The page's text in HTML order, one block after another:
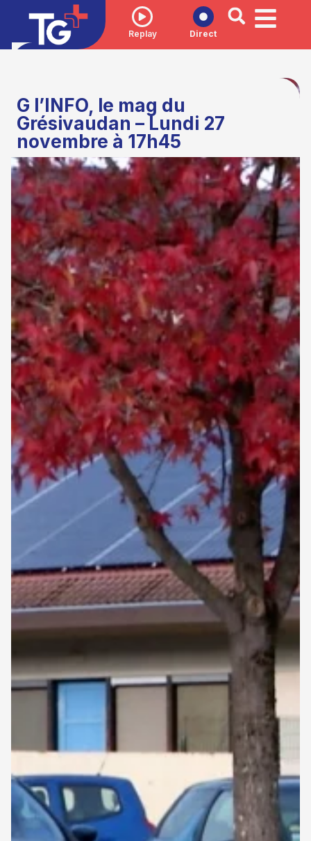
Replay Direct
G l’INFO, le mag du
Grésivaudan – Lundi 27
novembre à 17h45